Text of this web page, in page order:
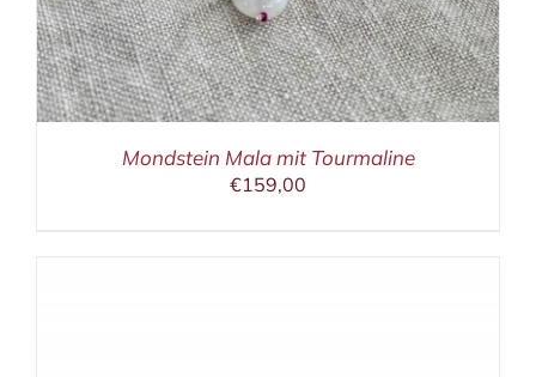
Mondstein Mala mit Tourmaline
€159,00